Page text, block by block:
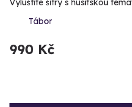
Vyluštíte šifry s husitskou
Tábor
990 Kč